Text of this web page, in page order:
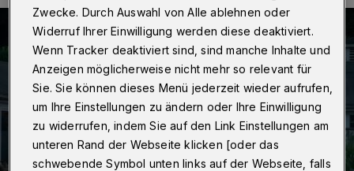
Zwecke. Durch Auswahl von Alle ablehnen oder
Widerruf Ihrer Einwilligung werden diese deaktiviert.
Wenn Tracker deaktiviert sind, sind manche Inhalte und
Anzeigen möglicherweise nicht mehr so relevant für
Sie. Sie können dieses Menü jederzeit wieder aufrufen,
um Ihre Einstellungen zu ändern oder Ihre Einwilligung
zu widerrufen, indem Sie auf den Link Einstellungen am
unteren Rand der Webseite klicken [oder das
schwebende Symbol unten links auf der Webseite, falls